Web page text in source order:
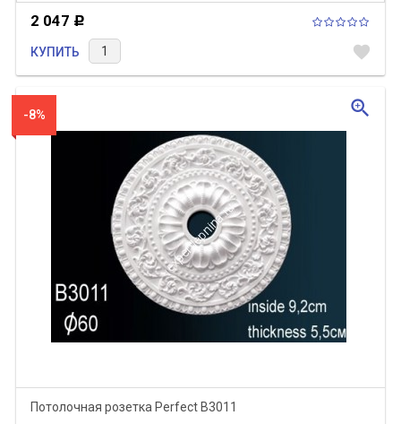
2 047 Р
КУПИТЬ favorite
-8%
Потолочная розетка Perfect B3011
zoom_in